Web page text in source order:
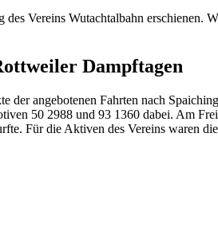
Vereins Wutachtalbahn erschienen.
Dampftagen
angebotenen Fahrten nach
50 2988 und 93 1360 dabei. Am
Für die Aktiven des Vereins waren